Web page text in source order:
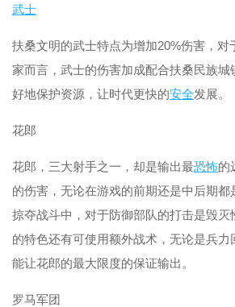
武士
扶桑文明的武士特点为增加20%伤害，对
家而言，武士的伤害加成配合扶桑民族城
好地保护资源，让时代更快的安全发展。
花郎
花郎，三大射手之一，却是输出最恐怖的
的伤害，无论在游戏的前期还是中后期都
掠夺战斗中，对于防御部队的打击是毁灭
的特色还有可使用额外战术，无论是兵
能让花郎的最大限度的保证输出。
罗马军团